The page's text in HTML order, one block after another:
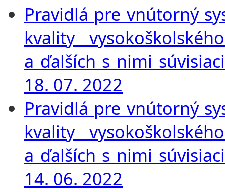
Pravidlá pre vnútorný
kvality
a ďalších s nimi
18. 07. 2022
Pravidlá pre vnútorný
kvality
a ďalších s nimi
14. 06. 2022